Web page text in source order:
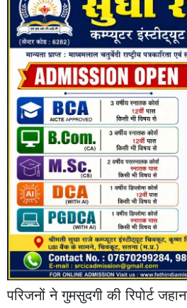
परिजनों ने गुमसुदगी की रिपोर्ट